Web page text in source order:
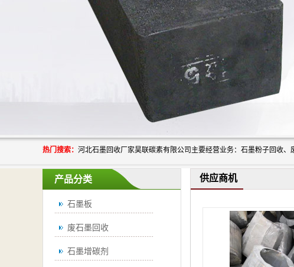
热门搜索：
产品分类
石墨板
废石墨回收
石墨增碳剂
供应商机